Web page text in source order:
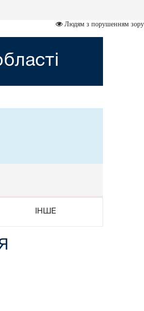
Людям з порушенням зору
ІНШЕ